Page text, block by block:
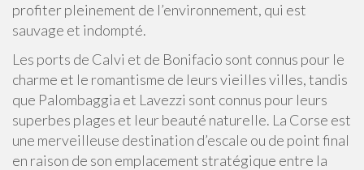
profiter pleinement de l’environnement, qui est
sauvage et indompté.
Les ports de Calvi et de Bonifacio sont connus pour le
charme et le romantisme de leurs vieilles villes, tandis
que Palombaggia et Lavezzi sont connus pour leurs
superbes plages et leur beauté naturelle. La Corse est
une merveilleuse destination d’escale ou de point final
en raison de son emplacement stratégique entre la